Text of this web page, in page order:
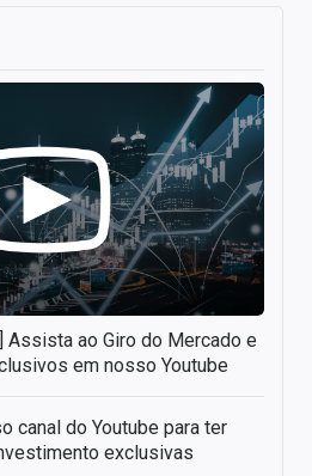
Assista ao Giro do Mercado e
em nosso Youtube
canal do Youtube para ter
exclusivas